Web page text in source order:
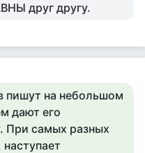
друг другу.
пишут на небольшом
дают его
При самых разных